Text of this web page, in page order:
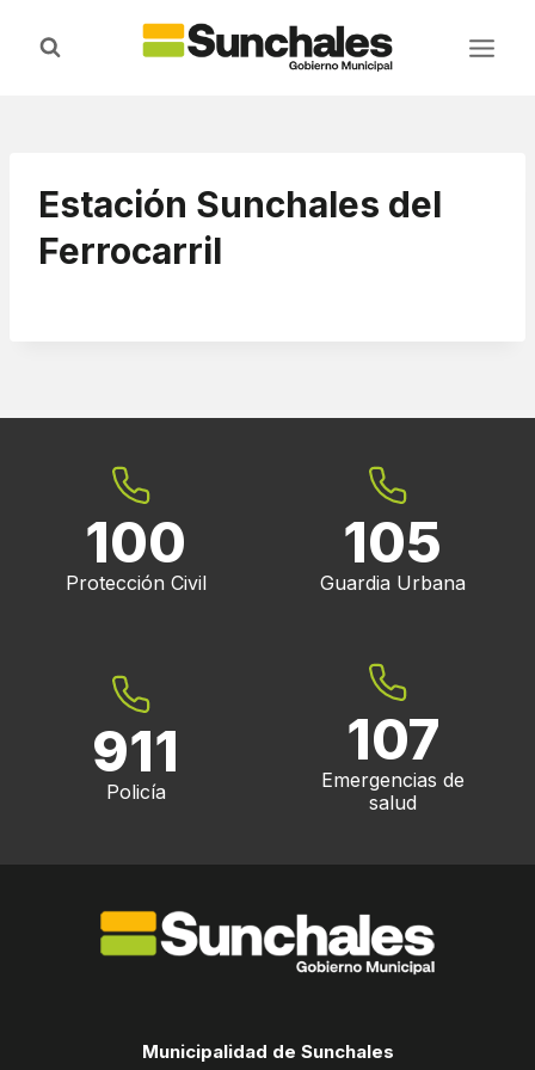
Estación Sunchales del
Ferrocarril
100
Protección Civil
105
Guardia Urbana
911
Policía
107
Emergencias de
salud
Municipalidad de Sunchales